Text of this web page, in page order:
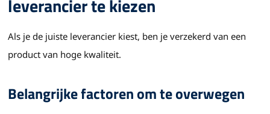
leverancier te kiezen
Als je de juiste leverancier kiest, ben je verzekerd van een
product van hoge kwaliteit.
Belangrijke factoren om te overwegen